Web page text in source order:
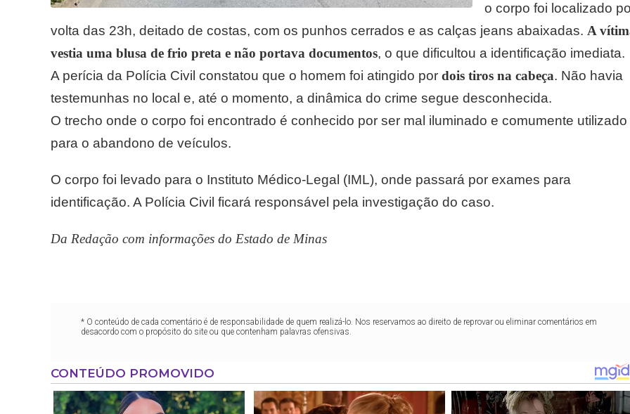
o corpo foi localizado
volta das 23h, deitado de costas, com os punhos cerrados e as calças jeans abaixadas. A
vestia uma blusa de frio preta e não portava documentos, o que dificultou a identificação imediata.
A perícia da Polícia Civil constatou que o homem foi atingido por dois tiros na cabeça. Não havia
testemunhas no local e, até o momento, a dinâmica do crime segue desconhecida.
O trecho onde o corpo foi encontrado é conhecido por ser mal iluminado e comumente utilizado
para o abandono de veículos.
O corpo foi levado para o Instituto Médico-Legal (IML), onde passará por exames para
identificação. A Polícia Civil ficará responsável pela investigação do caso.
Da Redação com informações do Estado de Minas
* O conteúdo de cada comentário é de responsabilidade de quem realizá-lo. Nos reservamos ao direito de reprovar ou eliminar comentários em
desacordo com o propósito do site ou que contenham palavras ofensivas.